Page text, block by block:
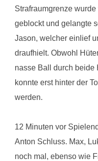
Strafraumgrenze
geblockt und gelangte
Jason, welcher einlief
draufhielt. Obwohl
nasse Ball durch beide
konnte erst hinter der
werden.
12 Minuten vor
Anton Schluss. Max,
noch mal, ebenso wie